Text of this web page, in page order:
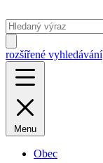
rozšířené vyhledávání
Menu
Obec